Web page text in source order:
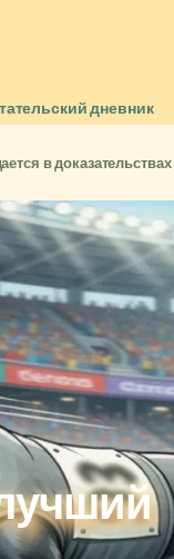
дневник
в доказательствах